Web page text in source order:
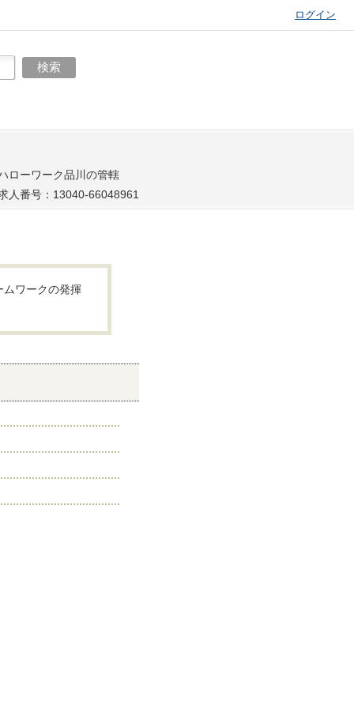
ログイン
ローワーク品川の管轄
人番号：13040-66048961
ワークの発揮